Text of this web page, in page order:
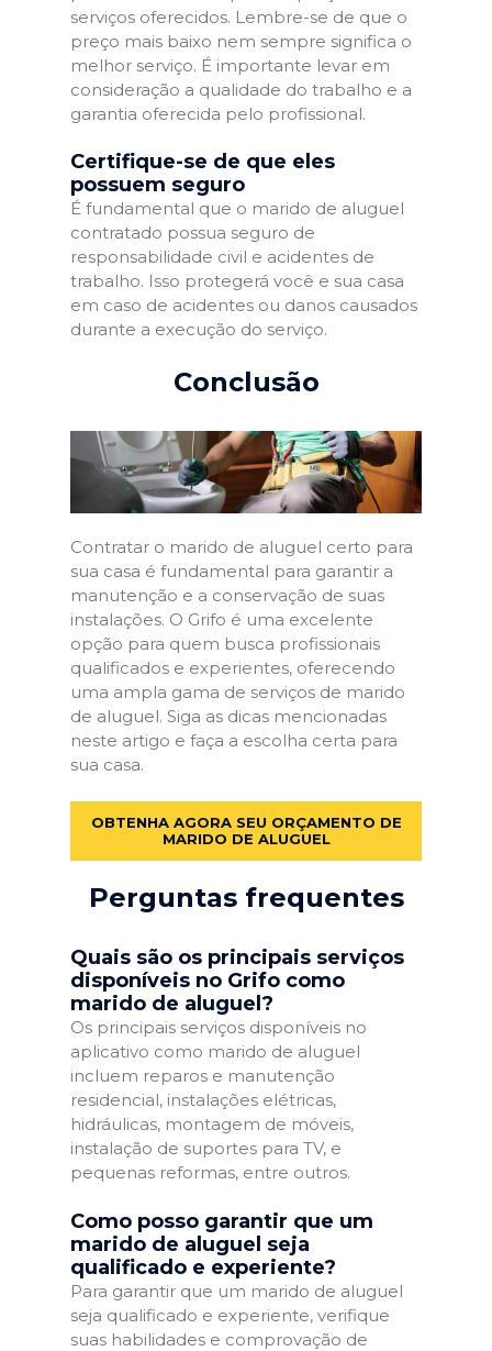
serviços oferecidos. Lembre-se de que o
preço mais baixo nem sempre significa o
melhor serviço. É importante levar em
consideração a qualidade do trabalho e a
garantia oferecida pelo profissional.
Certifique-se de que eles
possuem seguro
É fundamental que o marido de aluguel
contratado possua seguro de
responsabilidade civil e acidentes de
trabalho. Isso protegerá você e sua casa
em caso de acidentes ou danos causados
durante a execução do serviço.
Conclusão
Contratar o marido de aluguel certo para
sua casa é fundamental para garantir a
manutenção e a conservação de suas
instalações. O Grifo é uma excelente
opção para quem busca profissionais
qualificados e experientes, oferecendo
uma ampla gama de serviços de marido
de aluguel. Siga as dicas mencionadas
neste artigo e faça a escolha certa para
sua casa.
OBTENHA AGORA SEU ORÇAMENTO DE
MARIDO DE ALUGUEL
Perguntas frequentes
Quais são os principais serviços
disponíveis no Grifo como
marido de aluguel?
Os principais serviços disponíveis no
aplicativo como marido de aluguel
incluem reparos e manutenção
residencial, instalações elétricas,
hidráulicas, montagem de móveis,
instalação de suportes para TV, e
pequenas reformas, entre outros.
Como posso garantir que um
marido de aluguel seja
qualificado e experiente?
Para garantir que um marido de aluguel
seja qualificado e experiente, verifique
suas habilidades e comprovação de